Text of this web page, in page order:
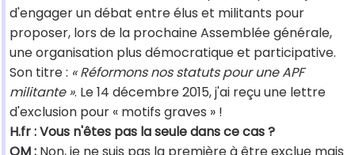
d'engager un débat entre élus et militants pour
proposer, lors de la prochaine Assemblée générale,
une organisation plus démocratique et participative.
Son titre : « Réformons nos statuts pour une APF
militante ». Le 14 décembre 2015, j'ai reçu une lettre
d'exclusion pour « motifs graves » !
H.fr : Vous n'êtes pas la seule dans ce cas ?